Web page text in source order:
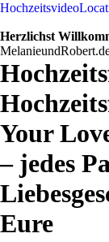
Hochzeitsvideo
Herzlichst
Your
– jedes
Eure